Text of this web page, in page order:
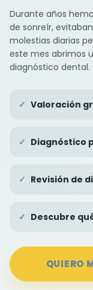
Durante años
de sonreír,
molestias diarias
este mes abrimos
diagnóstico dental.
Valoración
Diagnóstico
Revisión de
Descubre
QUIERO